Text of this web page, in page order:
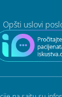
Opšti uslovi